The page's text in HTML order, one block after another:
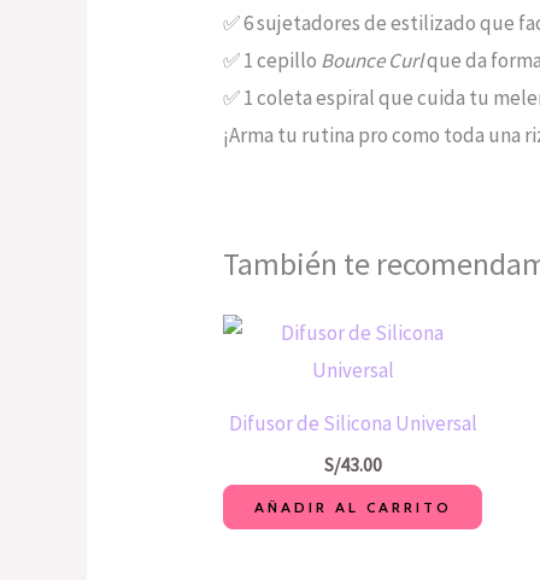
✅ 6 sujetadores de estilizado que
✅ 1 cepillo Bounce Curlque da
✅ 1 coleta espiral que cuida tu
¡Arma tu rutina pro como toda una
También te
Difusor de Silicona Universal
S/43.00
AÑADIR AL CARRITO